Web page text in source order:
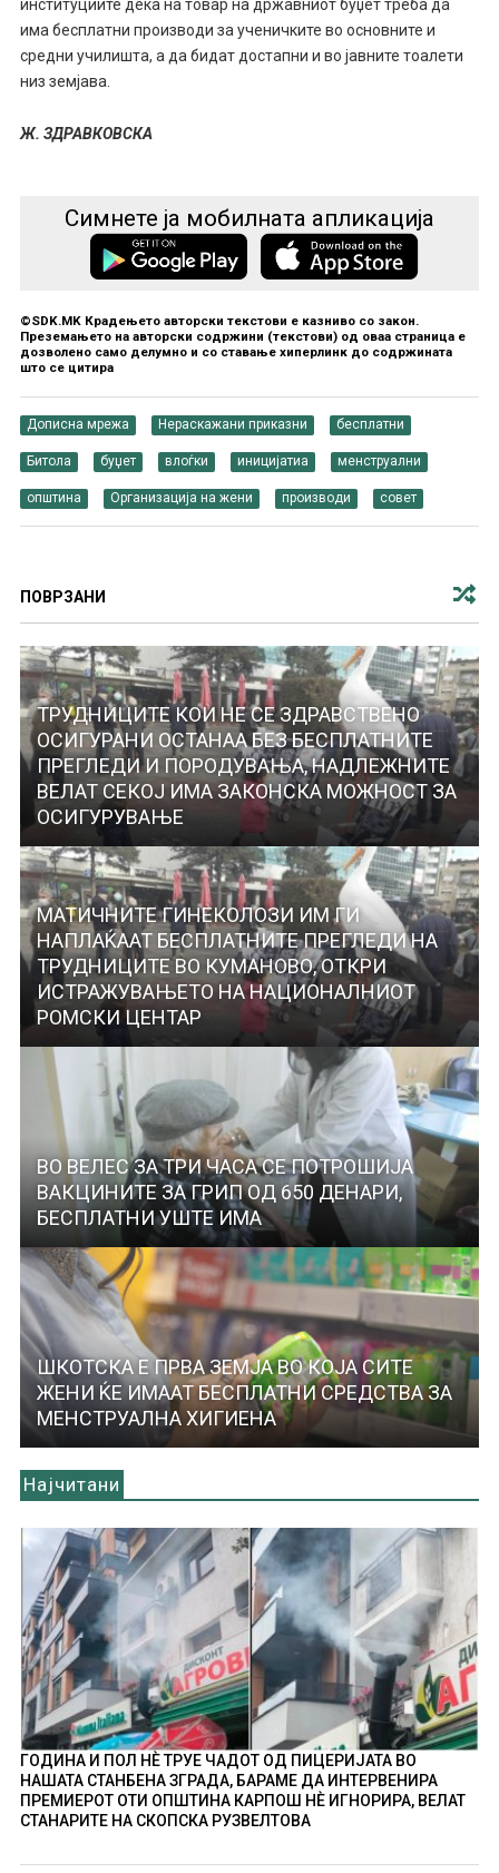
институциите дека на товар на државниот буџет треба да
има бесплатни производи за ученичките во основните и
средни училишта, а да бидат достапни и во јавните тоалети
низ земјава.
Ж. ЗДРАВКОВСКА
Симнете ја мобилната апликација
©SDK.MK Крадењето авторски текстови е казниво со закон.
Преземањето на авторски содржини (текстови) од оваа страница е
дозволено само делумно и со ставање хиперлинк до содржината
што се цитира
Дописна мрежа Нераскажани приказни бесплатни
Битола буџет влоѓки иницијатиа менструални
општина Организација на жени производи совет
ПОВРЗАНИ
ТРУДНИЦИТЕ КОИ НЕ СЕ ЗДРАВСТВЕНО
ОСИГУРАНИ ОСТАНАА БЕЗ БЕСПЛАТНИТЕ
ПРЕГЛЕДИ И ПОРОДУВАЊА, НАДЛЕЖНИТЕ
ВЕЛАТ СЕКОЈ ИМА ЗАКОНСКА МОЖНОСТ ЗА
ОСИГУРУВАЊЕ
МАТИЧНИТЕ ГИНЕКОЛОЗИ ИМ ГИ
НАПЛАЌААТ БЕСПЛАТНИТЕ ПРЕГЛЕДИ НА
ТРУДНИЦИТЕ ВО КУМАНОВО, ОТКРИ
ИСТРАЖУВАЊЕТО НА НАЦИОНАЛНИОТ
РОМСКИ ЦЕНТАР
ВО ВЕЛЕС ЗА ТРИ ЧАСА СЕ ПОТРОШИЈА
ВАКЦИНИТЕ ЗА ГРИП ОД 650 ДЕНАРИ,
БЕСПЛАТНИ УШТЕ ИМА
ШКОТСКА Е ПРВА ЗЕМЈА ВО КОЈА СИТЕ
ЖЕНИ ЌЕ ИМААТ БЕСПЛАТНИ СРЕДСТВА ЗА
МЕНСТРУАЛНА ХИГИЕНА
Најчитани
ГОДИНА И ПОЛ НÈ ТРУЕ ЧАДОТ ОД ПИЦЕРИЈАТА ВО
НАШАТА СТАНБЕНА ЗГРАДА, БАРАМЕ ДА ИНТЕРВЕНИРА
ПРЕМИЕРОТ ОТИ ОПШТИНА КАРПОШ НÈ ИГНОРИРА, ВЕЛАТ
СТАНАРИТЕ НА СКОПСКА РУЗВЕЛТОВА